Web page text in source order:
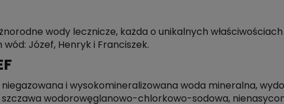
wody lecznicze, każda o unikalnych właściwościach
Józef, Henryk i Franciszek.
i wysokomineralizowana woda mineralna,
szczawa wodorowęglanowo-chlorkowo-sodowa,